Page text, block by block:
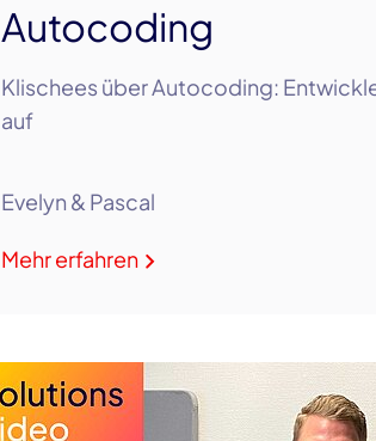
Autocoding
Klischees über Autocoding:
auf
Evelyn & Pascal
Mehr erfahren